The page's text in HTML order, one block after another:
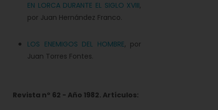
EN LORCA DURANTE EL SIGLO XVIII,
por Juan Hernández Franco.
LOS ENEMIGOS DEL HOMBRE, por
Juan Torres Fontes.
Revista nº 62 - Año 1982. Artículos: